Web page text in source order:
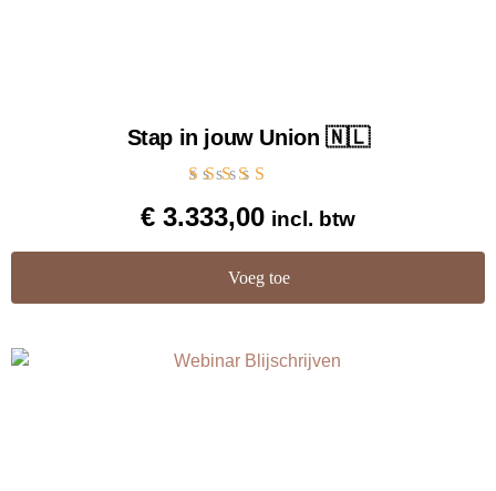
Stap in jouw Union 🇳🇱
4.96
€3.333,00 incl. btw
Voeg toe